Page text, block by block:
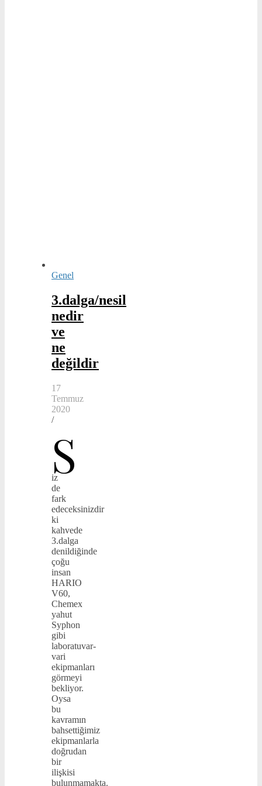
Genel
3.dalga/nesil
nedir
ve
ne
değildir
17
Temmuz
2020
/
S
iz
de
fark
edeceksinizdir
ki
kahvede
3.dalga
denildiğinde
çoğu
insan
HARIO
V60,
Chemex
yahut
Syphon
gibi
laboratuvar-
vari
ekipmanları
görmeyi
bekliyor.
Oysa
bu
kavramın
bahsettiğimiz
ekipmanlarla
doğrudan
bir
ilişkisi
bulunmamakta.